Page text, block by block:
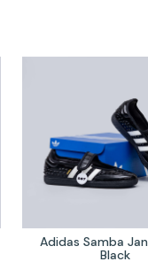
Adidas Samba
Black